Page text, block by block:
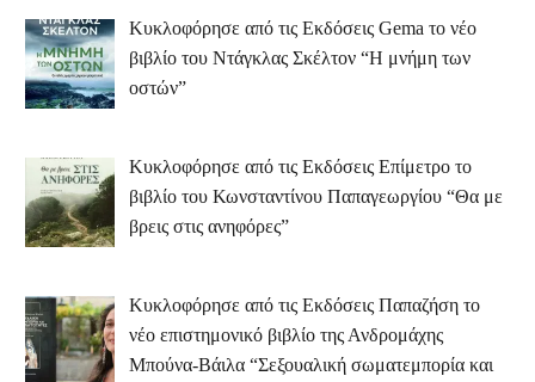
Κυκλοφόρησε από τις Εκδόσεις Gema το νέο
βιβλίο του Ντάγκλας Σκέλτον “Η μνήμη των
οστών”
Κυκλοφόρησε από τις Εκδόσεις Επίμετρο το
βιβλίο του Κωνσταντίνου Παπαγεωργίου “Θα με
βρεις στις ανηφόρες”
Κυκλοφόρησε από τις Εκδόσεις Παπαζήση το
νέο επιστημονικό βιβλίο της Ανδρομάχης
Μπούνα-Βάιλα “Σεξουαλική σωματεμπορία και